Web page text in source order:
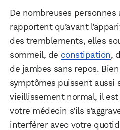
De nombreuses
rapportent qu’avant
des tremblements, elles
sommeil, de constipation,
de jambes sans repos.
symptômes puissent aussi
vieillissement normal, il est
votre médecin s’ils
interférer avec votre